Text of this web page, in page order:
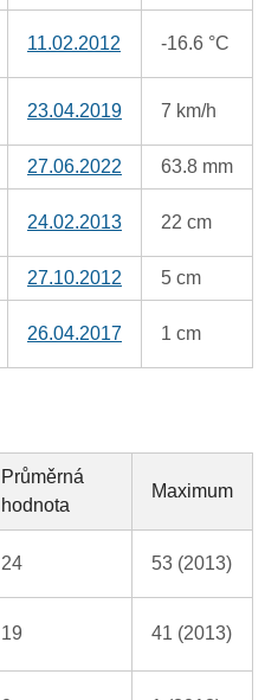
11.02.2012 -16.6 °C
23.04.2019 7 km/h
27.06.2022 63.8 mm
24.02.2013 22 cm
27.10.2012 5 cm
26.04.2017 1 cm
Průměrná
hodnota
Maximum
24 53 (2013)
19 41 (2013)